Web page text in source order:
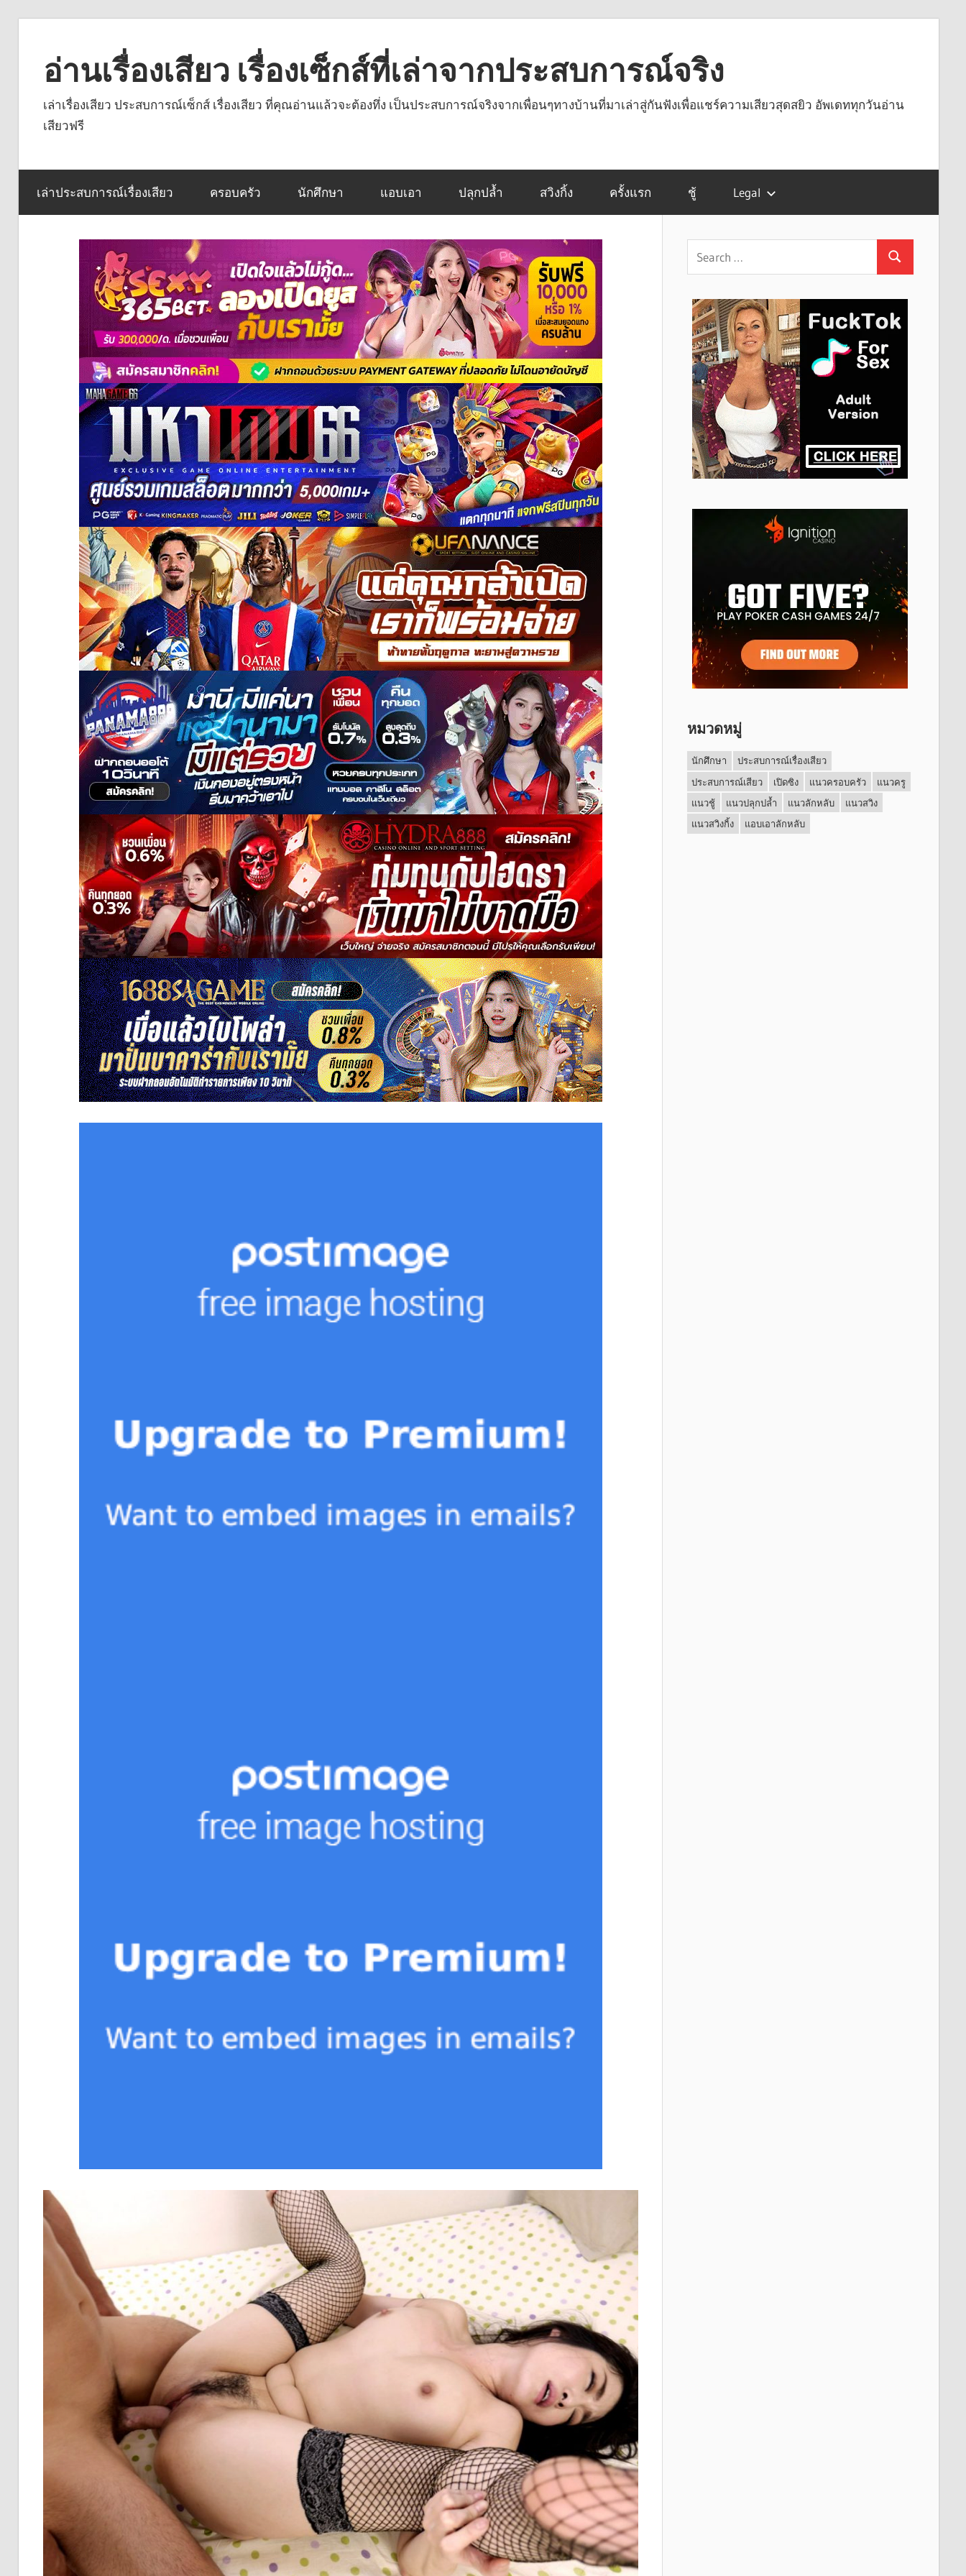
contentอ่านเรื่องเสียว เรื่องเซ็กส์ที่เล่าจากประสบการณ์จริง
เล่าเรื่องเสียว ประสบการณ์เซ็กส์ เรื่องเสียว ที่คุณอ่านแล้วจะต้องทึ่ง เป็นประสบการณ์จริงจากเพื่อนๆทางบ้านที่มาเล่าสู่กันฟังเพื่อแชร์ความเสียวสุดสยิว อัพเดททุกวันอ่าน
เสียวฟรี
เล่าประสบการณ์เรื่องเสียว ครอบครัว นักศึกษา แอบเอา ปลุกปล้ำ สวิงกิ้ง ครั้งแรก ชู้ Legal
หมวดหมู่
นักศึกษา
ประสบการณ์เรื่องเสียว
ประสบการณ์เสียว
เปิดซิง แนวครอบครัว
แนวครู
แนวชู้
แนวปลุกปล้ำ แนวลักหลับ
แนวสวิง
แนวสวิงกิ้ง
แอบเอาลักหลับ